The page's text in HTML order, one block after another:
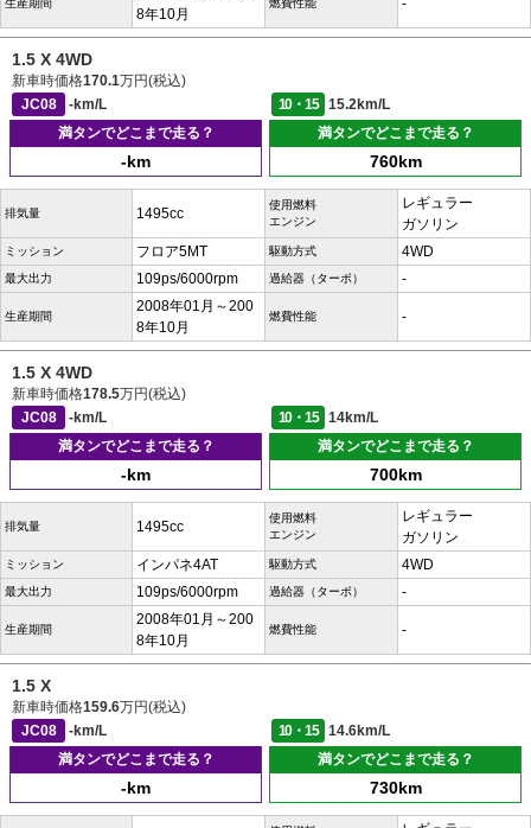
生産期間
8年10月
燃費性能 -
1.5 X 4WD
新車時価格170.1万円(税込)
JC08
-km/L 10・15
15.2km/L
満タンでどこまで走る？
-km
満タンでどこまで走る？
760km
排気量 1495cc
使用燃料
エンジン
レギュラー
ガソリン
ミッション フロア5MT 駆動方式 4WD
最大出力 109ps/6000rpm 過給器（ターボ） -
生産期間
2008年01月～200
8年10月
燃費性能 -
1.5 X 4WD
新車時価格178.5万円(税込)
JC08
-km/L 10・15
14km/L
満タンでどこまで走る？
-km
満タンでどこまで走る？
700km
排気量 1495cc
使用燃料
エンジン
レギュラー
ガソリン
ミッション インパネ4AT 駆動方式 4WD
最大出力 109ps/6000rpm 過給器（ターボ） -
生産期間
2008年01月～200
8年10月
燃費性能 -
1.5 X
新車時価格159.6万円(税込)
JC08
-km/L 10・15
14.6km/L
満タンでどこまで走る？
-km
満タンでどこまで走る？
730km